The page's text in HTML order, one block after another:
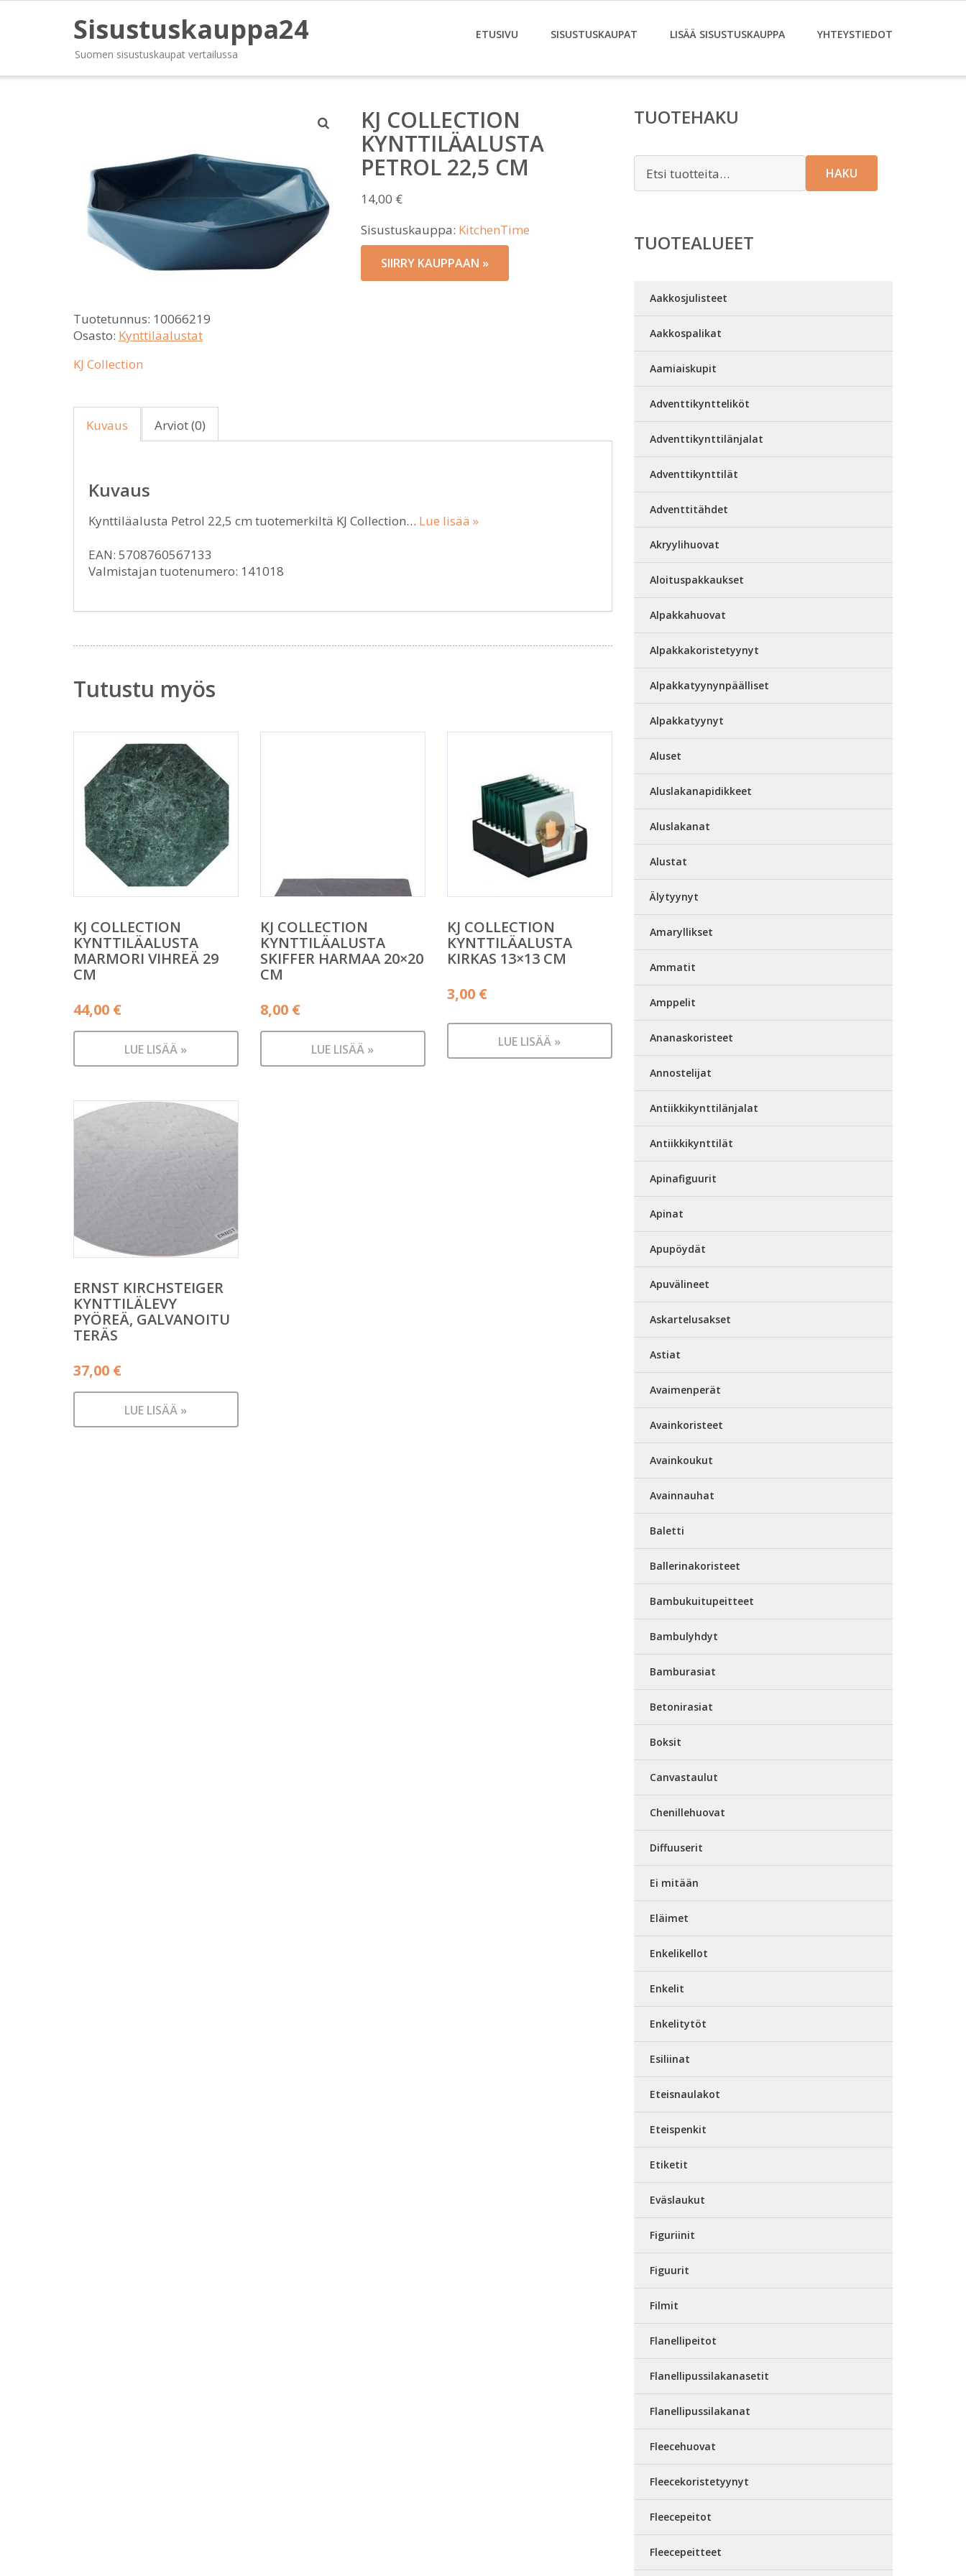
Sisustuskauppa24
Suomen sisustuskaupat vertailussa
ETUSIVU SISUSTUSKAUPAT LISÄÄ SISUSTUSKAUPPA YHTEYSTIEDOT
KJ COLLECTION
KYNTTILÄALUSTA
PETROL 22,5 CM
14,00 €
Sisustuskauppa: KitchenTime
SIIRRY KAUPPAAN »
Tuotetunnus: 10066219
Osasto: Kynttiläalustat
KJ Collection
Kuvaus Arviot (0)
Kuvaus
Kynttiläalusta Petrol 22,5 cm tuotemerkiltä KJ Collection… Lue lisää »
EAN: 5708760567133
Valmistajan tuotenumero: 141018
Tutustu myös
KJ COLLECTION
KYNTTILÄALUSTA
MARMORI VIHREÄ 29
CM
44,00 €
LUE LISÄÄ »
KJ COLLECTION
KYNTTILÄALUSTA
SKIFFER HARMAA 20×20
CM
8,00 €
LUE LISÄÄ »
KJ COLLECTION
KYNTTILÄALUSTA
KIRKAS 13×13 CM
3,00 €
LUE LISÄÄ »
ERNST KIRCHSTEIGER
KYNTTILÄLEVY
PYÖREÄ, GALVANOITU
TERÄS
37,00 €
LUE LISÄÄ »
TUOTEHAKU
HAKU
TUOTEALUEET
Aakkosjulisteet
Aakkospalikat
Aamiaiskupit
Adventtikyntteliköt
Adventtikynttilänjalat
Adventtikynttilät
Adventtitähdet
Akryylihuovat
Aloituspakkaukset
Alpakkahuovat
Alpakkakoristetyynyt
Alpakkatyynynpäälliset
Alpakkatyynyt
Aluset
Aluslakanapidikkeet
Aluslakanat
Alustat
Älytyynyt
Amaryllikset
Ammatit
Amppelit
Ananaskoristeet
Annostelijat
Antiikkikynttilänjalat
Antiikkikynttilät
Apinafiguurit
Apinat
Apupöydät
Apuvälineet
Askartelusakset
Astiat
Avaimenperät
Avainkoristeet
Avainkoukut
Avainnauhat
Baletti
Ballerinakoristeet
Bambukuitupeitteet
Bambulyhdyt
Bamburasiat
Betonirasiat
Boksit
Canvastaulut
Chenillehuovat
Diffuuserit
Ei mitään
Eläimet
Enkelikellot
Enkelit
Enkelitytöt
Esiliinat
Eteisnaulakot
Eteispenkit
Etiketit
Eväslaukut
Figuriinit
Figuurit
Filmit
Flanellipeitot
Flanellipussilakanasetit
Flanellipussilakanat
Fleecehuovat
Fleecekoristetyynyt
Fleecepeitot
Fleecepeitteet